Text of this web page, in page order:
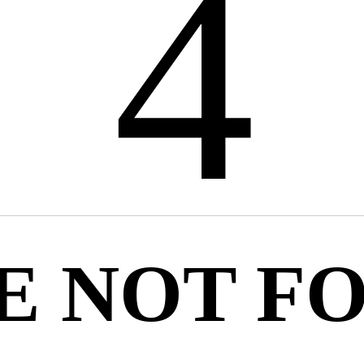
4
NOT